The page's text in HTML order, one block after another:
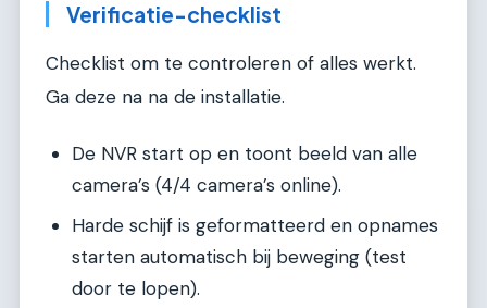
Verificatie-checklist
Checklist om te controleren of alles werkt.
Ga deze na na de installatie.
De NVR start op en toont beeld van alle
camera’s (4/4 camera’s online).
Harde schijf is geformatteerd en opnames
starten automatisch bij beweging (test
door te lopen).